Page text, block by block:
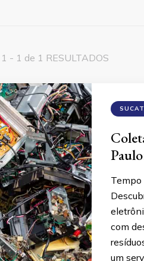
- 1 de 1 RESULTADOS
Tempo
com
um